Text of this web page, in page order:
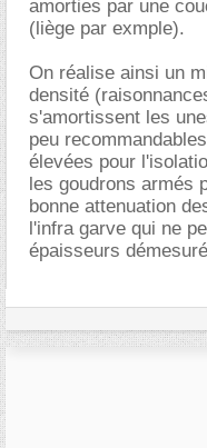
amorties par une
(liège par exmple).
On réalise ainsi un
densité
s'amortissent les
peu
élevées pour
les goudrons armés
bonne attenuation
l'infra garve qui ne
épaisseurs